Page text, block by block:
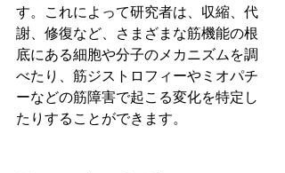
す。これによって研究者は、収縮、代
謝、修復など、さまざまな筋機能の根
底にある細胞や分子のメカニズムを調
べたり、筋ジストロフィーやミオパチ
ーなどの筋障害で起こる変化を特定し
たりすることができます。